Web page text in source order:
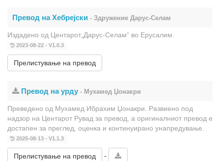
Превод на Хебрејски - Здружение Дарус-Селам
Издадено од Центарот„Дарус-Селам“ во Ерусалим.
2023-08-22 - V1.0.3
Прелистување на превод
Превод на урду - Мухамед Џонакри
Преведено од Мухамед Ибрахим Џонакри. Развиено под
надзор на Центарот Рувад за превод, а оригиналниот превод е
достапен за преглед, оценка и континуирано унапредување.
2025-08-13 - V1.1.3
Прелистување на превод -